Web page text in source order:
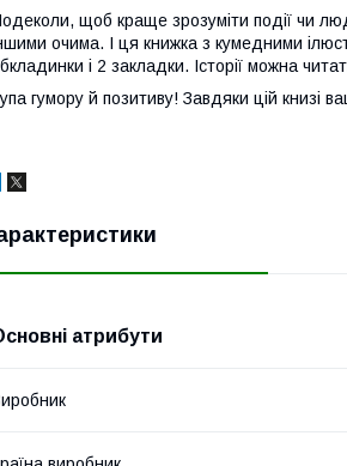
щоб краще зрозуміти події чи
очима. І ця книжка з кумедними
і 2 закладки. Історії можна
гумору й позитиву! Завдяки цій книзі
атрибути